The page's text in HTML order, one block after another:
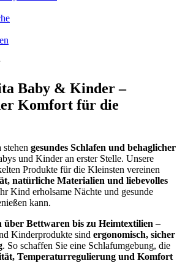
Baby & Kinder –
Komfort für die
gesundes Schlafen und behaglicher
und Kinder an erster Stelle. Unsere
Produkte für die Kleinsten vereinen
natürliche Materialien und liebevolles
Kind erholsame Nächte und gesunde
kann.
über Bettwaren bis zu Heimtextilien –
Kinderprodukte sind ergonomisch, sicher
. So schaffen Sie eine Schlafumgebung, die
Temperaturregulierung und Komfort